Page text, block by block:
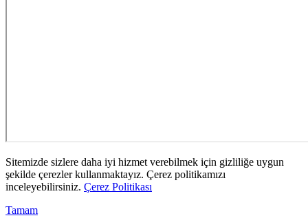
Sitemizde sizlere daha iyi hizmet verebilmek için gizliliğe uygun
şekilde çerezler kullanmaktayız. Çerez politikamızı
inceleyebilirsiniz. Çerez Politikası
Tamam